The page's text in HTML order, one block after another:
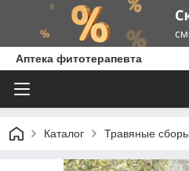
Аптека фитотерапевта
Каталог Травяные